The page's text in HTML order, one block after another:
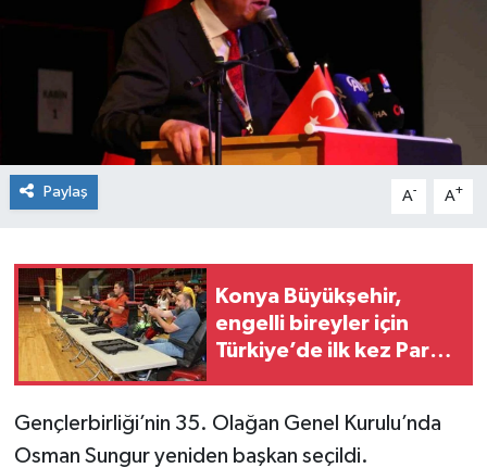
Paylaş A- A+
Konya Büyükşehir,
engelli bireyler için
Türkiye’de ilk kez Para
Gençlerbirliği’nin 35. Olağan Genel Kurulu’nda
Osman Sungur yeniden başkan seçildi.
Teknoloji
Tokat Haberleri